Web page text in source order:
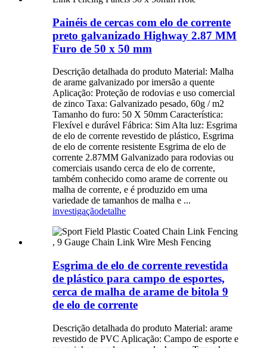
Painéis de cercas com elo de corrente
preto galvanizado Highway 2.87 MM
Furo de 50 x 50 mm
Descrição detalhada do produto Material: Malha
de arame galvanizado por imersão a quente
Aplicação: Proteção de rodovias e uso comercial
de zinco Taxa: Galvanizado pesado, 60g / m2
Tamanho do furo: 50 X 50mm Característica:
Flexível e durável Fábrica: Sim Alta luz: Esgrima
de elo de corrente revestido de plástico, Esgrima
de elo de corrente resistente Esgrima de elo de
corrente 2.87MM Galvanizado para rodovias ou
comerciais usando cerca de elo de corrente,
também conhecido como arame de corrente ou
malha de corrente, e é produzido em uma
variedade de tamanhos de malha e ...
investigaçãodetalhe
Esgrima de elo de corrente revestida
de plástico para campo de esportes,
cerca de malha de arame de bitola 9
de elo de corrente
Descrição detalhada do produto Material: arame
revestido de PVC Aplicação: Campo de esporte e